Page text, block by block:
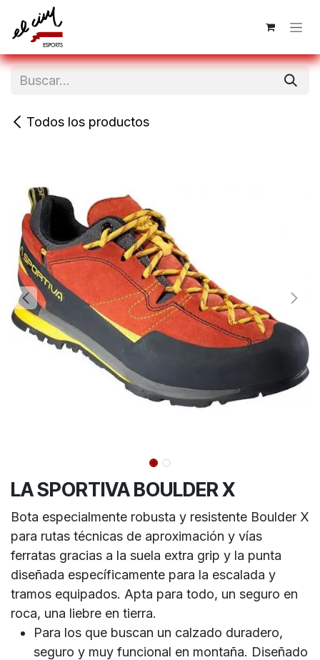
Ir al contenido
Todos los productos
LA SPORTIVA BOULDER X
Bota especialmente robusta y resistente Boulder X
para rutas técnicas de aproximación y vías
ferratas gracias a la suela extra grip y la punta
diseñada específicamente para la escalada y
tramos equipados. Apta para todo, un seguro en
roca, una liebre en tierra.
Para los que buscan un calzado duradero,
seguro y muy funcional en montaña. Diseñado